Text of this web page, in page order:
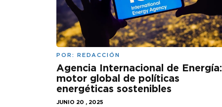
POR: REDACCIÓN
Agencia Internacional de Energía:
motor global de políticas
energéticas sostenibles
JUNIO 20 , 2025